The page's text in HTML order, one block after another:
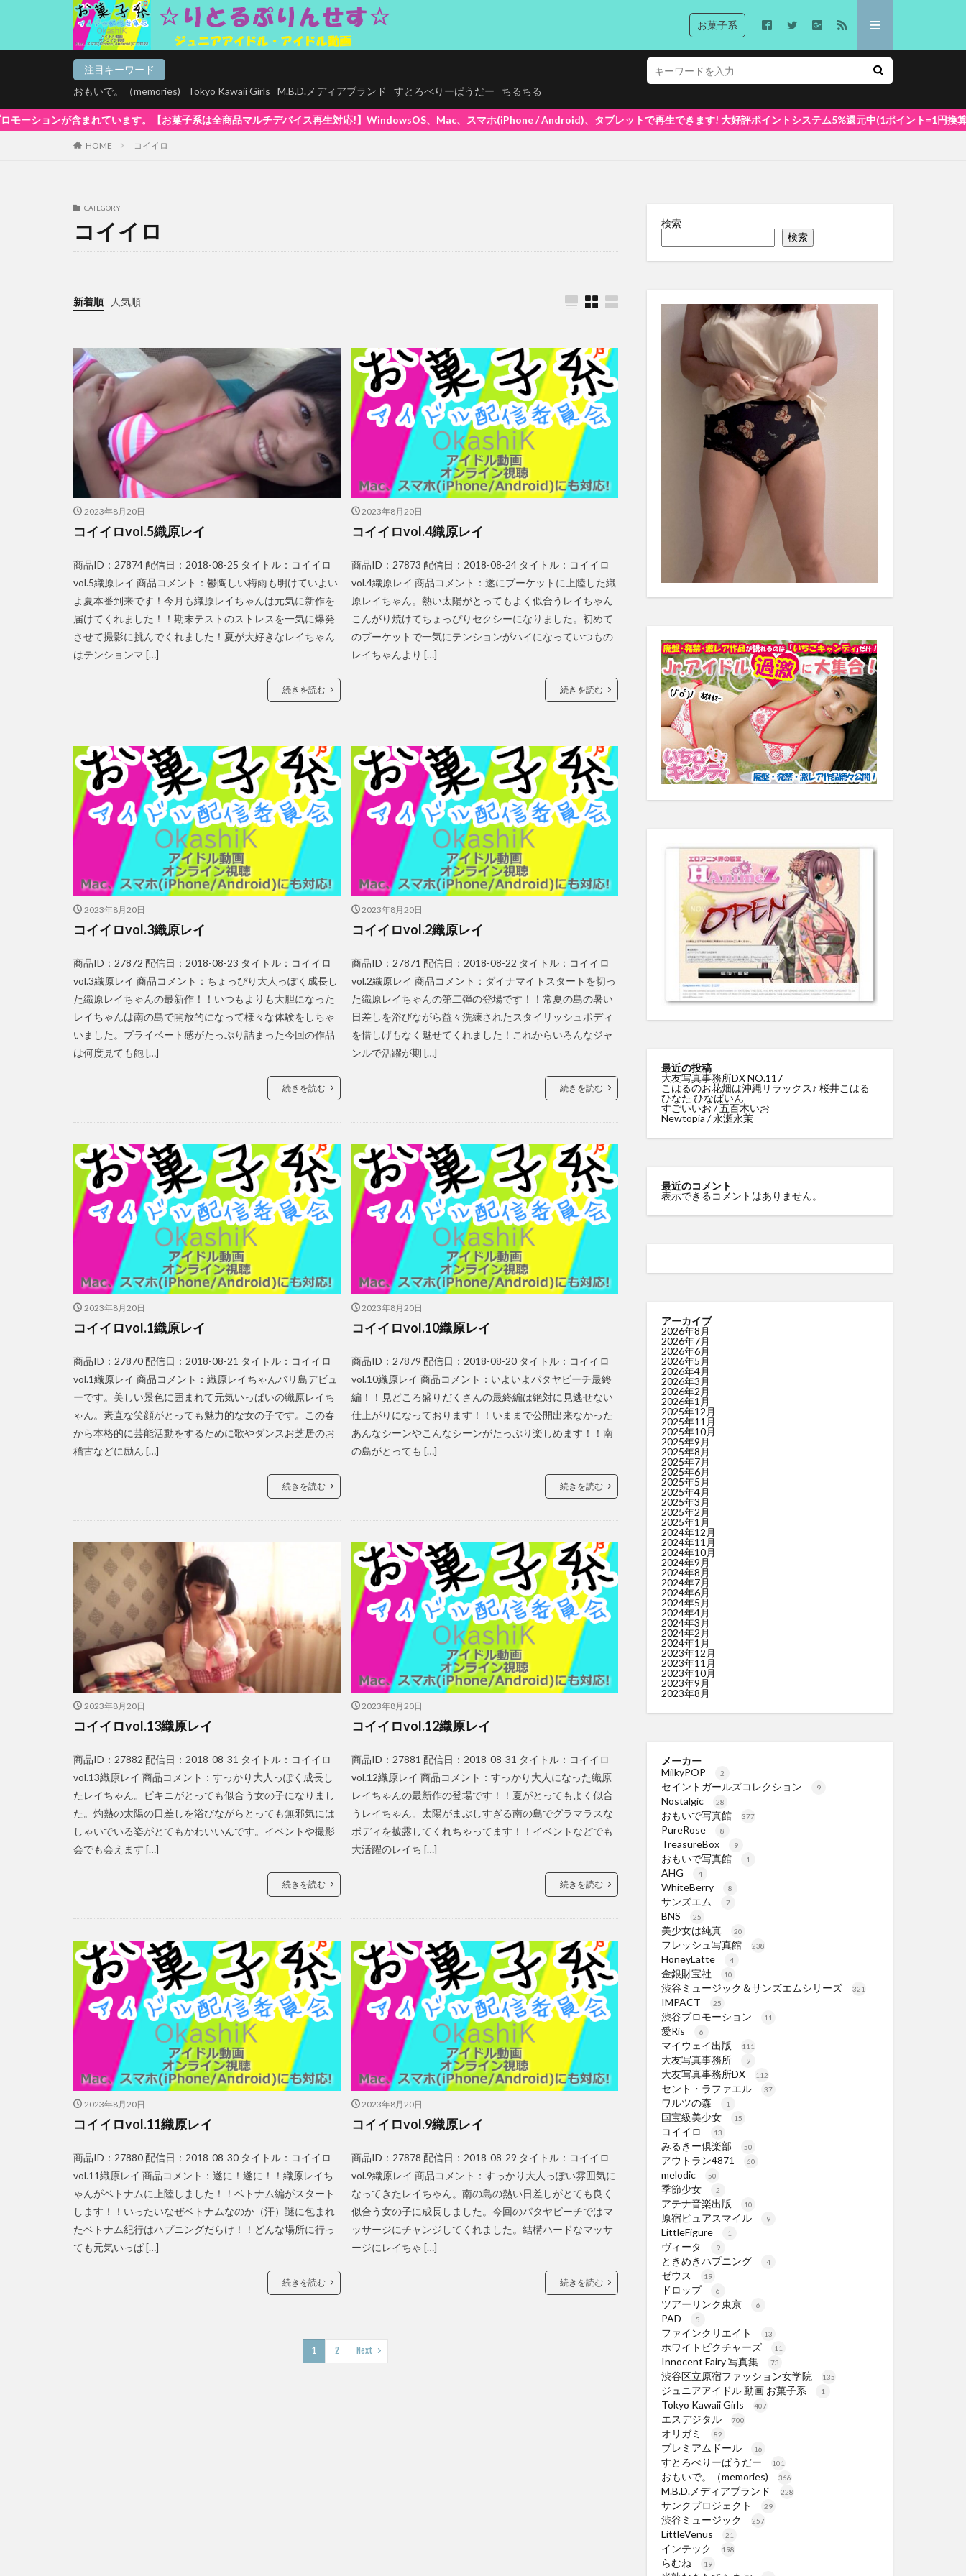
お菓子系
注目キーワード
おもいで。（memories)
Tokyo Kawaii Girls M.B.D.メディアブランド すとろべりーぱうだー ちるちる
。【お菓子系は全商品マルチデバイス再生対応!】WindowsOS、Mac、スマホ(iPhone / Android)、タブレットで再生できます! 大好評ポイントシステム5%還元中(1ポイント=1円換算) 初めてでも安心な簡単視
HOME コイイロ
CATEGORY
コイイロ
新着順 人気順
2023年8月20日
コイイロvol.5織原レイ
商品ID：27874 配信日：2018-08-25 タイトル：コイイロ
vol.5織原レイ 商品コメント：鬱陶しい梅雨も明けていよい
よ夏本番到来です！今月も織原レイちゃんは元気に新作を
届けてくれました！！期末テストのストレスを一気に爆発
させて撮影に挑んでくれました！夏が大好きなレイちゃん
はテンションマ […]
続きを読む
2023年8月20日
コイイロvol.4織原レイ
商品ID：27873 配信日：2018-08-24 タイトル：コイイロ
vol.4織原レイ 商品コメント：遂にプーケットに上陸した織
原レイちゃん。熱い太陽がとってもよく似合うレイちゃん
こんがり焼けてちょっぴりセクシーになりました。初めて
のプーケットで一気にテンションがハイになっていつもの
レイちゃんより […]
続きを読む
2023年8月20日
コイイロvol.3織原レイ
商品ID：27872 配信日：2018-08-23 タイトル：コイイロ
vol.3織原レイ 商品コメント：ちょっぴり大人っぽく成長し
た織原レイちゃんの最新作！！いつもよりも大胆になった
レイちゃんは南の島で開放的になって様々な体験をしちゃ
いました。プライベート感がたっぷり詰まった今回の作品
は何度見ても飽 […]
続きを読む
2023年8月20日
コイイロvol.2織原レイ
商品ID：27871 配信日：2018-08-22 タイトル：コイイロ
vol.2織原レイ 商品コメント：ダイナマイトスタートを切っ
た織原レイちゃんの第二弾の登場です！！常夏の島の暑い
日差しを浴びながら益々洗練されたスタイリッシュボディ
を惜しげもなく魅せてくれました！これからいろんなジャ
ンルで活躍が期 […]
続きを読む
2023年8月20日
コイイロvol.1織原レイ
商品ID：27870 配信日：2018-08-21 タイトル：コイイロ
vol.1織原レイ 商品コメント：織原レイちゃんバリ島デビュ
ーです。美しい景色に囲まれて元気いっぱいの織原レイち
ゃん。素直な笑顔がとっても魅力的な女の子です。この春
から本格的に芸能活動をするために歌やダンスお芝居のお
稽古などに励ん […]
続きを読む
2023年8月20日
コイイロvol.10織原レイ
商品ID：27879 配信日：2018-08-20 タイトル：コイイロ
vol.10織原レイ 商品コメント：いよいよパタヤビーチ最終
編！！見どころ盛りだくさんの最終編は絶対に見逃せない
仕上がりになっております！！いままで公開出来なかった
あんなシーンやこんなシーンがたっぷり楽しめます！！南
の島がとっても […]
続きを読む
2023年8月20日
コイイロvol.13織原レイ
商品ID：27882 配信日：2018-08-31 タイトル：コイイロ
vol.13織原レイ 商品コメント：すっかり大人っぽく成長し
たレイちゃん。ビキニがとっても似合う女の子になりまし
た。灼熱の太陽の日差しを浴びながらとっても無邪気には
しゃいでいる姿がとてもかわいいんです。イベントや撮影
会でも会えます […]
続きを読む
2023年8月20日
コイイロvol.12織原レイ
商品ID：27881 配信日：2018-08-31 タイトル：コイイロ
vol.12織原レイ 商品コメント：すっかり大人になった織原
レイちゃんの最新作の登場です！！夏がとってもよく似合
うレイちゃん。太陽がまぶしすぎる南の島でグラマラスな
ボディを披露してくれちゃってます！！イベントなどでも
大活躍のレイち […]
続きを読む
2023年8月20日
コイイロvol.11織原レイ
商品ID：27880 配信日：2018-08-30 タイトル：コイイロ
vol.11織原レイ 商品コメント：遂に！遂に！！織原レイち
ゃんがベトナムに上陸しました！！ベトナム編がスタート
します！！いったいなぜベトナムなのか（汗）謎に包まれ
たベトナム紀行はハプニングだらけ！！どんな場所に行っ
ても元気いっぱ […]
続きを読む
2023年8月20日
コイイロvol.9織原レイ
商品ID：27878 配信日：2018-08-29 タイトル：コイイロ
vol.9織原レイ 商品コメント：すっかり大人っぽい雰囲気に
なってきたレイちゃん。南の島の熱い日差しがとても良く
似合う女の子に成長しました。今回のパタヤビーチではマ
ッサージにチャンジしてくれました。結構ハードなマッサ
ージにレイちゃ […]
続きを読む
1 2 Next
検索
検索
最近の投稿
大友写真事務所DX NO.117
こはるのお花畑は沖縄リラックス♪ 桜井こはる
ひなた ひなぱいん
すごいいお / 五百木いお
Newtopia / 永瀬永茉
最近のコメント
表示できるコメントはありません。
アーカイブ
2026年8月
2026年7月
2026年6月
2026年5月
2026年4月
2026年3月
2026年2月
2026年1月
2025年12月
2025年11月
2025年10月
2025年9月
2025年8月
2025年7月
2025年6月
2025年5月
2025年4月
2025年3月
2025年2月
2025年1月
2024年12月
2024年11月
2024年10月
2024年9月
2024年8月
2024年7月
2024年6月
2024年5月
2024年4月
2024年3月
2024年2月
2024年1月
2023年12月
2023年11月
2023年10月
2023年9月
2023年8月
メーカー
MilkyPOP
2
セイントガールズコレクション 9
Nostalgic 28
おもいで写真館 377
PureRose 8
TreasureBox 9
おもいで写真館 1
AHG 4
WhiteBerry 8
サンズエム 7
BNS 25
美少女は純真 20
フレッシュ写真館 238
HoneyLatte 4
金銀財宝社 10
渋谷ミュージック＆サンズエムシリーズ 321
IMPACT 25
渋谷プロモーション 11
愛Ris 6
マイウェイ出版 111
大友写真事務所 9
大友写真事務所DX 112
セント・ラファエル 37
ワルツの森 1
国宝級美少女 15
コイイロ 13
みるきー倶楽部 50
アウトラン4871 60
melodic 50
季節少女 2
アテナ音楽出版 10
原宿ピュアスマイル 9
LittleFigure 1
ヴィータ 9
ときめきハプニング 4
ゼウス 19
ドロップ 6
ツアーリンク東京 6
PAD 5
ファインクリエイト 13
ホワイトピクチャーズ 11
Innocent Fairy 写真集 73
渋谷区立原宿ファッション女学院 135
ジュニアアイドル 動画 お菓子系 1
Tokyo Kawaii Girls 407
エスデジタル 700
オリガミ 82
プレミアムドール 16
すとろべりーぱうだー 101
おもいで。（memories) 366
M.B.D.メディアブランド 228
サンクプロジェクト 29
渋谷ミュージック 257
LittleVenus 21
インテック 198
らむね 19